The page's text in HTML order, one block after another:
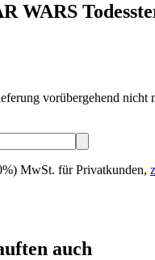
WARS
vorübergehend nicht
MwSt. für Privatkunden,
auch